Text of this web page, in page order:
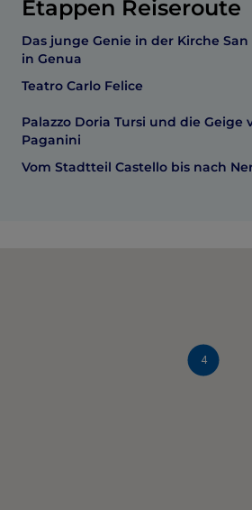
Etappen Reiseroute
Das junge Genie in der Kirche
in Genua
Teatro Carlo Felice
Palazzo Doria Tursi und die Geige
Paganini
Vom Stadtteil Castello bis nach
4